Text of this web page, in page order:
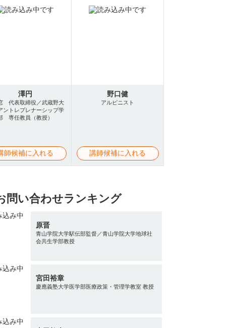
澤円
代表取締役／武蔵野大
トレプレナーシップ学
専任教員（教授）
師候補に入れる
野口健
アルピニスト
講師候補に入れる
問い合わせランキング
原晋
青山学院大学駅伝部監督／青山学院大学地球社
会共生学部教授
宮田裕章
慶應義塾大学医学部医療政策・管理学教室 教授